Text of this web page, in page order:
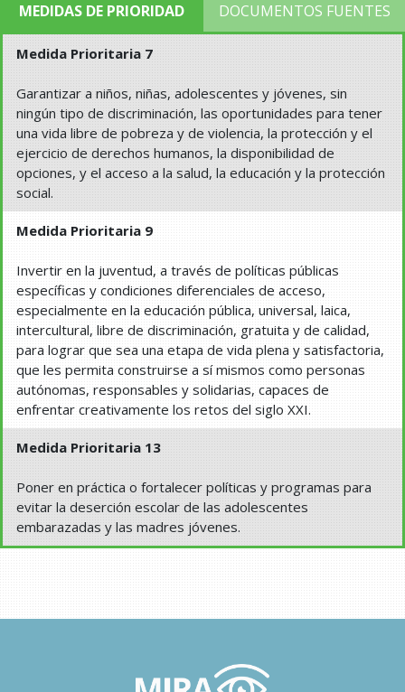
MEDIDAS DE PRIORIDAD DOCUMENTOS FUENTES
Medida Prioritaria 7
Garantizar a niños, niñas, adolescentes y jóvenes, sin
ningún tipo de discriminación, las oportunidades para tener
una vida libre de pobreza y de violencia, la protección y el
ejercicio de derechos humanos, la disponibilidad de
opciones, y el acceso a la salud, la educación y la protección
social.
Medida Prioritaria 9
Invertir en la juventud, a través de políticas públicas
específicas y condiciones diferenciales de acceso,
especialmente en la educación pública, universal, laica,
intercultural, libre de discriminación, gratuita y de calidad,
para lograr que sea una etapa de vida plena y satisfactoria,
que les permita construirse a sí mismos como personas
autónomas, responsables y solidarias, capaces de
enfrentar creativamente los retos del siglo XXI.
Medida Prioritaria 13
Poner en práctica o fortalecer políticas y programas para
evitar la deserción escolar de las adolescentes
embarazadas y las madres jóvenes.